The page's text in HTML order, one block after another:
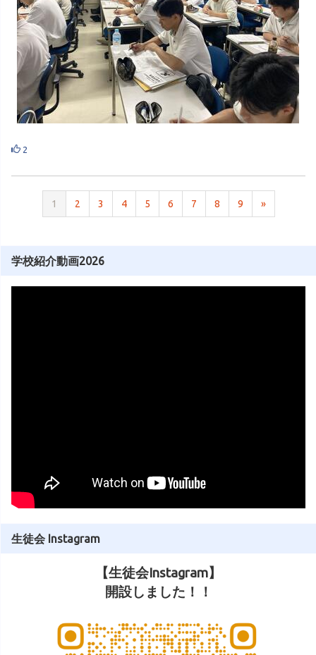
2
1 2 3 4 5 6 7 8 9 »
学校紹介動画2026
生徒会 Instagram
【生徒会Instagram】
開設しました！！